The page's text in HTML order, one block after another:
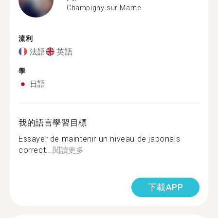
Champigny-sur-Marne
流利
法語 英語
學
日語
我的語言學習目標
Essayer de maintenir un niveau de japonais
correct...閱讀更多
下載APP